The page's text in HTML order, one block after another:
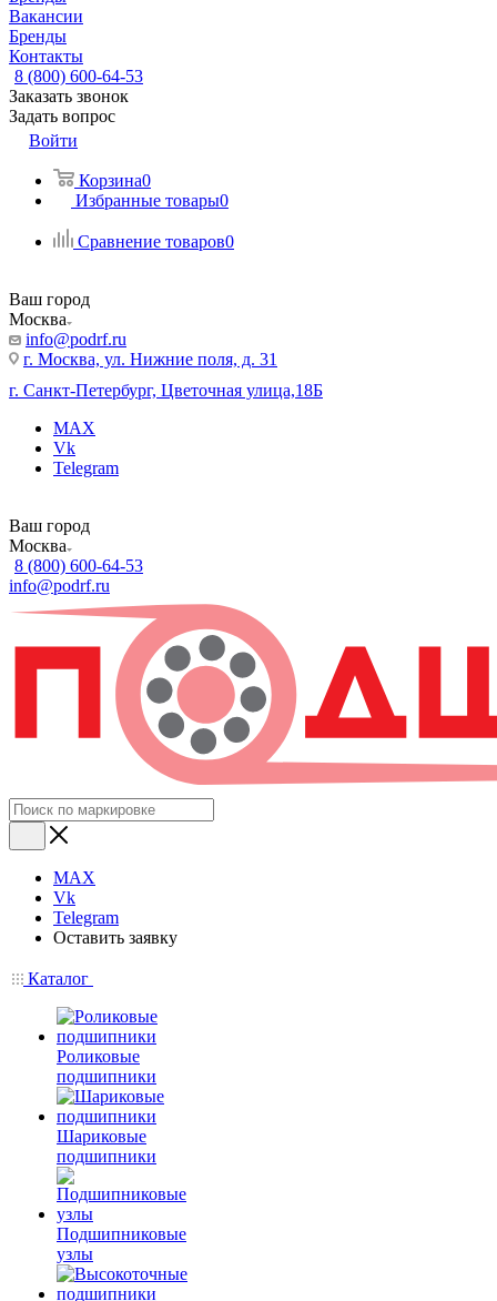
Вакансии
Бренды
Контакты
8 (800) 600-64-53
Заказать звонок
Задать вопрос
Войти
Корзина0
Избранные товары0
Сравнение товаров0
Ваш город
Москва
info@podrf.ru
г. Москва, ул. Нижние поля, д. 31
г. Санкт-Петербург, Цветочная улица,18Б
MAX
Vk
Telegram
Ваш город
Москва
8 (800) 600-64-53
info@podrf.ru
MAX
Vk
Telegram
Оставить заявку
Каталог
Роликовые
подшипники
Шариковые
подшипники
Подшипниковые
узлы